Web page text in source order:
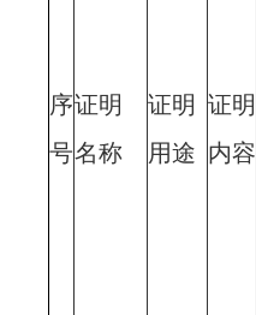
序
号
证明
名称
证明
用途
证明
内容